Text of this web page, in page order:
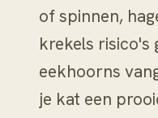
of spinnen,
krekels risico's
eekhoorns
je kat een